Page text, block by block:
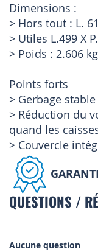
Dimensions :
> Hors tout : L.
> Utiles L.499 X
> Poids : 2.606
Points forts
> Gerbage
> Réduction du
quand les
> Couvercle
QUESTIONS /
Aucune question